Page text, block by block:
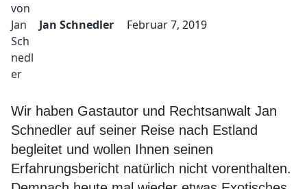
Jan Schnedler Februar 7, 2019
Wir haben Gastautor und Rechtsanwalt Jan
Schnedler auf seiner Reise nach Estland
begleitet und wollen Ihnen seinen
Erfahrungsbericht natürlich nicht vorenthalten.